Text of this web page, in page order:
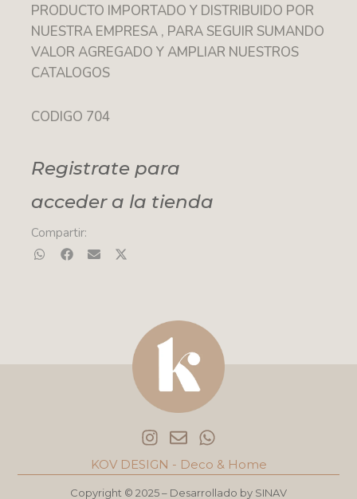
PRODUCTO IMPORTADO Y DISTRIBUIDO POR
NUESTRA EMPRESA , PARA SEGUIR SUMANDO
VALOR AGREGADO Y AMPLIAR NUESTROS
CATALOGOS
CODIGO 704
Registrate para
acceder a la tienda
Compartir:
n
s
t
a
E
n
v
e
l
h
a
t
s
KOV DESIGN - Deco & Home
Copyright © 2025 – Desarrollado by SINAV